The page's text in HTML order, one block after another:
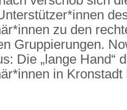
zu den
Gruppierungen.
Die „lange Hand“
in